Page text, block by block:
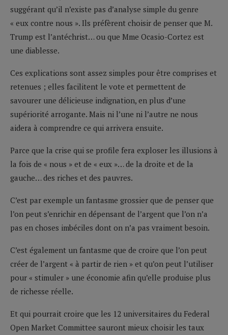
suggérant qu’il n’existe pas d’analyse simple du genre
« eux contre nous ». Ils préfèrent choisir de penser que M.
Trump est l’antéchrist… ou que Mme Ocasio-Cortez est
une diablesse.
Ces explications sont assez simples pour être comprises et
retenues ; elles facilitent le vote et permettent de
savourer une délicieuse indignation, en plus d’une
supériorité arrogante. Mais ni l’une ni l’autre ne nous
aidera à comprendre ce qui arrivera ensuite.
Parce que la crise qui se profile fera exploser les illusions à
la fois de « nous » et de « eux »… de la droite et de la
gauche… des riches et des pauvres.
C’est par exemple un fantasme grossier que de penser que
l’on peut s’enrichir en dépensant de l’argent que l’on n’a
pas en choses imbéciles dont on n’a pas vraiment besoin.
C’est également un fantasme que de croire que l’on peut
créer de l’argent « à partir de rien » et qu’on peut l’utiliser
pour « stimuler » une économie afin qu’elle produise plus
de richesse réelle.
Et qui pourrait croire que les 12 universitaires du Federal
Open Market Committee sauront mieux choisir les taux